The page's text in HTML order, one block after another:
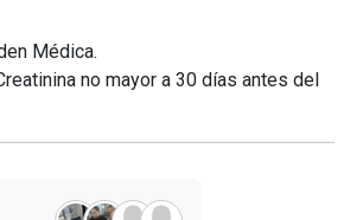
Médica.
no mayor a 30 días antes del